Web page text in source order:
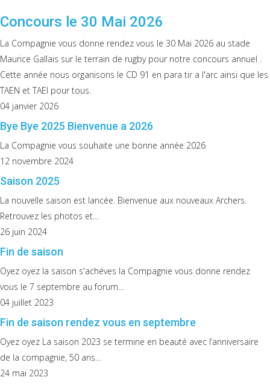
Je suis une
" Quand il pratique son sport, il fait corps avec son
Il contrôle sa concentration, la distance, la tension
A un instant plus rien n'existe autour de lui. il est la
Concours le 30 Mai 2026
La Compagnie vous donne rendez vous le 30 Mai 2026 au stade
Maurice Gallais sur le terrain de rugby pour notre concours annuel .
Cette année nous organisons le CD 91 en para tir a l'arc ainsi que les
TAEN et TAEI pour tous.
04 janvier 2026
Bye Bye 2025 Bienvenue a 2026
La Compagnie vous souhaite une bonne année 2026
12 novembre 2024
Saison 2025
La nouvelle saison est lancée. Bienvenue aux nouveaux Archers.
Retrouvez les photos et…
26 juin 2024
Fin de saison
Oyez oyez la saison s'achéves la Compagnie vous donne rendez
vous le 7 septembre au forum…
04 juillet 2023
Fin de saison rendez vous en septembre
Oyez oyez La saison 2023 se termine en beauté avec l’anniversaire
de la compagnie, 50 ans…
24 mai 2023